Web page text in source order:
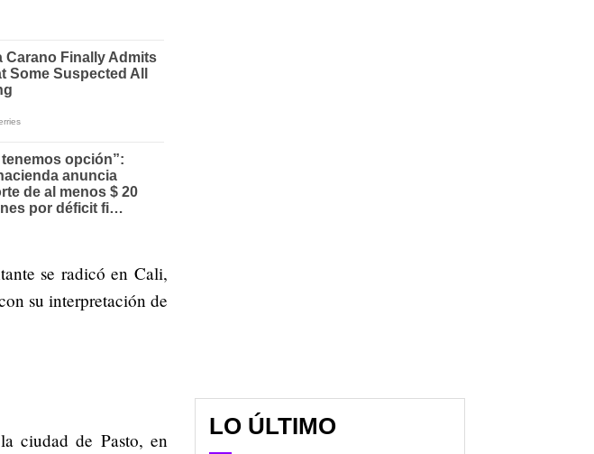
se radicó en Cali,
su interpretación de
ciudad de Pasto, en
LO ÚLTIMO